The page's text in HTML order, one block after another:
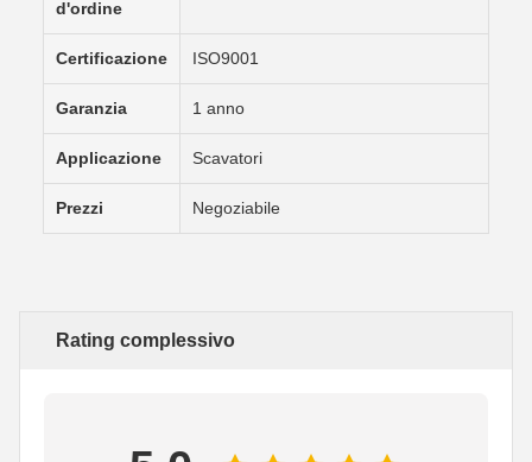
d'ordine
Certificazione ISO9001
Garanzia 1 anno
Applicazione Scavatori
Prezzi Negoziabile
Rating complessivo